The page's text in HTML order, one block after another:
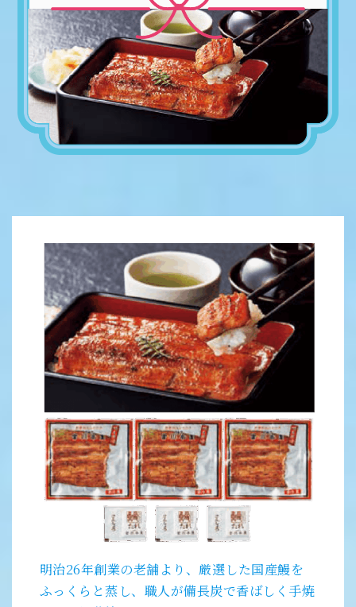
明治26年創業の老舗より、厳選した国産鰻を
ふっくらと蒸し、職人が備長炭で香ばしく手焼